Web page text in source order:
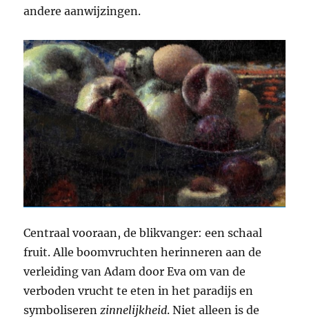
andere aanwijzingen.
Centraal vooraan, de blikvanger: een schaal
fruit. Alle boomvruchten herinneren aan de
verleiding van Adam door Eva om van de
verboden vrucht te eten in het paradijs en
symboliseren zinnelijkheid. Niet alleen is de